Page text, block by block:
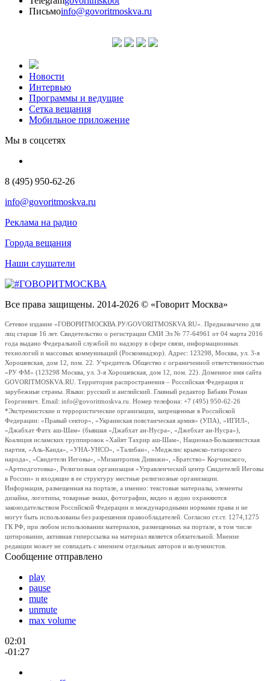
Письмоinfo@govoritmoskva.ru
Новости
Интервью
Программы и ведущие
Сетка вещания
Мобильное приложение
Мы в соцсетях
8 (495) 950-62-26
info@govoritmoskva.ru
Реклама на радио
Города вещания
Наши слушатели
Все права защищены. 2014-2026 © «Говорит Москва»
Сетевое издание «ГОВОРИТМОСКВА.РУ/GOVORITMOSKVA.RU». Предназначено для
лиц старше 16 лет. Свидетельство о регистрации СМИ Эл № 77-64961 от 04 марта 2016
года выдано Федеральной службой по надзору в сфере связи, информационных
технологий и массовых коммуникаций (Роскомнадзор). Адрес: 123298, Москва, ул. 3-я
Хорошевская, дом 12, пом. 22. Учредитель Общество с ограниченной ответственностью
«РУ ФМ» (123298 Москва, ул. 3-я Хорошевская, дом 12, пом. 22). Доменное имя сайта
GOVORITMOSKVA.RU. Территория распространения – Российская Федерация и
зарубежные страны. Языки: русский и английский. Главный редактор Бабаян Роман
Георгиевич. Email: info@govoritmoskva.ru. Номер телефона: +7 (495) 950-62-26
*Экстремистские и террористические организации, запрещенные в Российской
Федерации: «Правый сектор», «Украинская повстанческая армия» (УПА), «ИГИЛ»,
«Джабхат Фатх аш-Шам» (бывшая «Джабхат ан-Нусра», «Джебхат ан-Нусра»),
Коалиция исламских группировок «Хайят Тахрир аш-Шам», Национал-Большевистская
партия, «Аль-Каида», «УНА-УНСО», «Талибан», «Меджлис крымско-татарского
народа», «Свидетели Иеговы», «Мизантропик Дивижн», «Братство» Корчинского,
«Артподготовка», Религиозная организация «Управленческий центр Свидетелей Иеговы
в России» и входящие в ее структуру местные религиозные организации.
Информация, размещенная на портале, а именно: текстовые материалы, элементы
дизайна, логотипы, товарные знаки, фотографии, видео и аудио охраняются
законодательством Российской Федерации и международными нормами права и не
могут быть использованы без разрешения правообладателей. Согласно ст.ст. 1274,1275
ГК РФ, при любом использовании материалов, размещенных на портале, в том числе
цитировании, активная гиперссылка на материал является обязательной. Мнение
редакции может не совпадать с мнением отдельных авторов и колумнистов.
Сообщение отправлено
play
pause
mute
unmute
max volume
02:01
-01:27